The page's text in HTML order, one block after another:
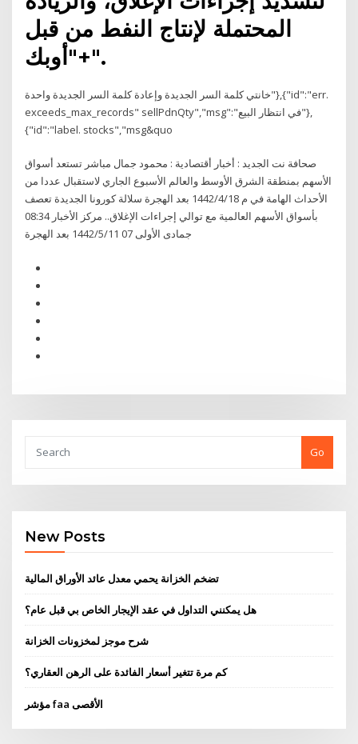
المحتملة لإنتاج النفط من قبل
"أوبك+".
خانتي كلمة السر الجديدة وإعادة كلمة السر الجديدة واحدة"},{"id":"err.
exceeds_max_records" sellPdnQty","msg":"في انتظار البيع"},
{"id":"label. stocks","msg&quo
صحافة نت الجديد : أخبار أقتصادية : محمود جمال مباشر تستعد أسواق
الأسهم بمنطقة الشرق الأوسط والعالم الأسبوع الجاري لاستقبال عددا من
الأحداث الهامة في م 18‏‏/4‏‏/1442 بعد الهجرة سلالة كورونا الجديدة تعصف
بأسواق الأسهم العالمية مع توالي إجراءات الإغلاق.. مركز الأخبار 08:34
جمادى الأولى 07 11‏‏/5‏‏/1442 بعد الهجرة
Go
New Posts
تضخم الخزانة يحمي معدل عائد الأوراق المالية
هل يمكنني التداول في عقد الإيجار الخاص بي قبل عام؟
شرح موجز لمخزونات الخزانة
كم مرة تتغير أسعار الفائدة على الرهن العقاري؟
مؤشر faa الأقصى